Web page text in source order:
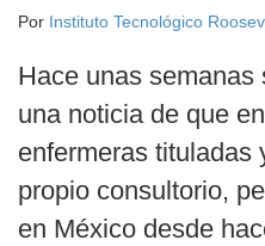
Por Instituto Tecnológico
Hace unas
una noticia de que
enfermeras tituladas
propio consultorio,
en México desde